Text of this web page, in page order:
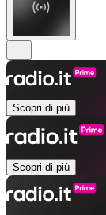
Scopri di più
Scopri di più